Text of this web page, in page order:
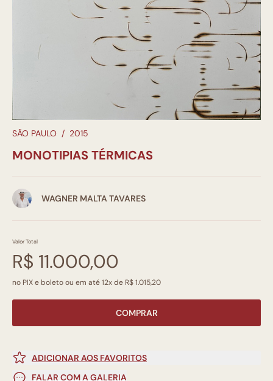
SÃO PAULO / 2015
MONOTIPIAS TÉRMICAS
WAGNER MALTA TAVARES
Valor Total
R$ 11.000,00
no PIX e boleto ou em até 12x de R$ 1.015,20
COMPRAR
ADICIONAR AOS FAVORITOS
FALAR COM A GALERIA